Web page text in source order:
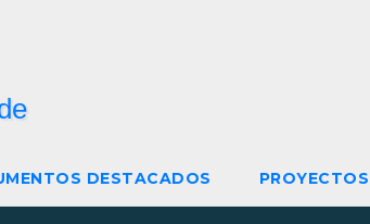
DESTACADOS PROYECTOS